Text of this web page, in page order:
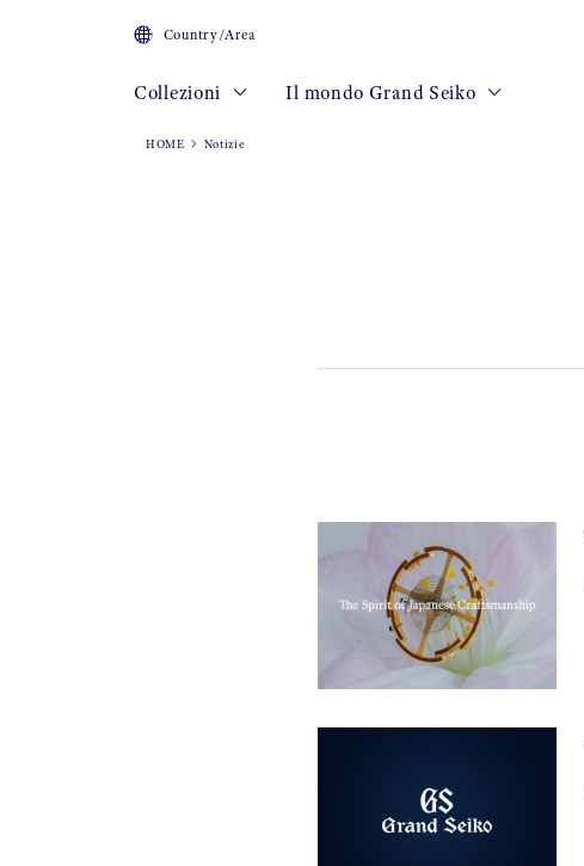
Country/Area
Collezioni Il mondo Grand Seiko
HOME Notizie